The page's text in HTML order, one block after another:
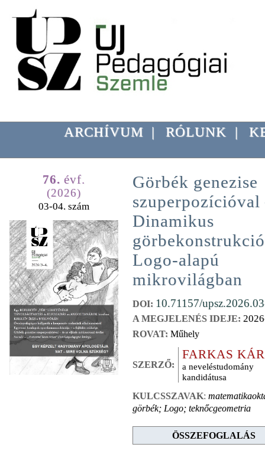
ARCHÍVUM | RÓLUNK |
76. évf.
(2026)
03-04. szám
Görbék genezise
szuperpozícióval
Dinamikus
Logo-alapú
mikrovilágban
DOI: 10.71157/
A MEGJELENÉS IDEJE:
ROVAT: Műhely
SZERZŐ:
FARKAS
a neveléstudomány
kandidátusa
KULCSSZAVAK:
görbék; Logo; teknőcgeometria
ÖSSZEFOGLALÁS